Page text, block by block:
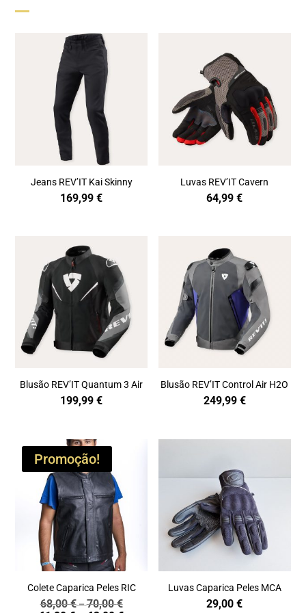
Jeans REV’IT Kai Skinny
169,99€
Luvas REV’IT Cavern
64,99€
Blusão REV’IT Quantum 3 Air
199,99€
Blusão REV’IT Control Air H2O
249,99 €
Promoção!
Colete Caparica Peles RIC
68,00€–70,00€Price
Luvas Caparica Peles MCA
29,00€